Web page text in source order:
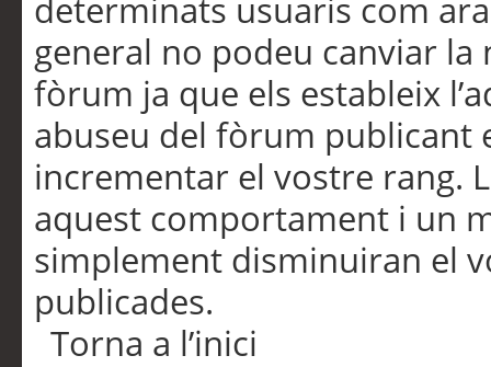
determinats usuaris com
general no podeu canviar
fòrum ja que els estableix
abuseu del fòrum publicant
incrementar el vostre rang.
aquest comportament i un
simplement disminuiran el
publicades.
Torna a l’inici